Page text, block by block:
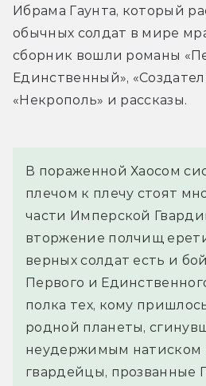
Ибрама Гаунта, который
обычных солдат в мире
сборник вошли романы
Единственный»,
«Некрополь» и рассказы.
В пораженной Хаосом
плечом к плечу стоят
части Имперской
вторжение полчищ
верных солдат есть и
Первого и
полка тех, кому
родной планеты,
неудержимым натиском
гвардейцы, прозванные